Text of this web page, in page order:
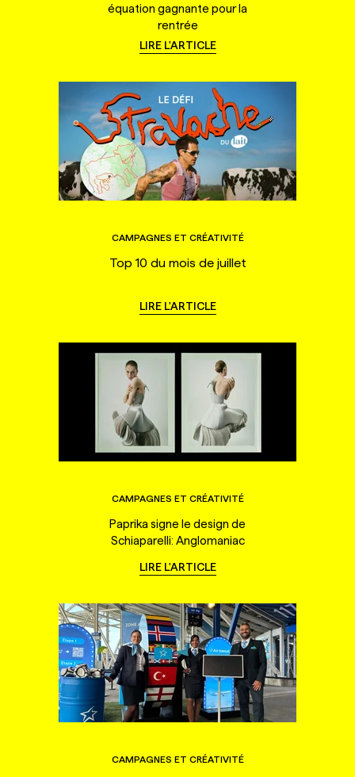
équation gagnante pour la
rentrée
LIRE L'ARTICLE
CAMPAGNES ET CRÉATIVITÉ
Top 10 du mois de juillet
LIRE L'ARTICLE
CAMPAGNES ET CRÉATIVITÉ
Paprika signe le design de
Schiaparelli: Anglomaniac
LIRE L'ARTICLE
CAMPAGNES ET CRÉATIVITÉ